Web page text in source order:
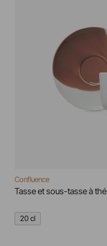
Confluence
Tasse et sous-tasse à thé
20 cl